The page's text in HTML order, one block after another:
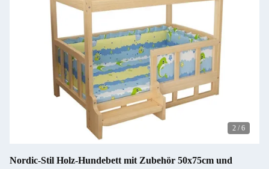
3 / 6
Nordic-Stil Holz-Hundebett mit Zubehör 50x75cm und